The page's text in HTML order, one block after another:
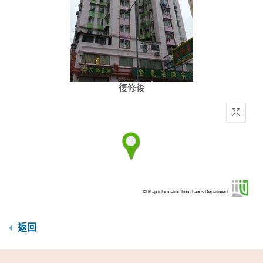
復修後
Enter
© Map information from Lands Department
返回